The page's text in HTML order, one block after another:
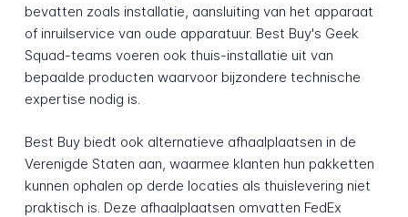
bevatten zoals installatie, aansluiting van het apparaat
of inruilservice van oude apparatuur. Best Buy's Geek
Squad-teams voeren ook thuis-installatie uit van
bepaalde producten waarvoor bijzondere technische
expertise nodig is.
Best Buy biedt ook alternatieve afhaalplaatsen in de
Verenigde Staten aan, waarmee klanten hun pakketten
kunnen ophalen op derde locaties als thuislevering niet
praktisch is. Deze afhaalplaatsen omvatten FedEx